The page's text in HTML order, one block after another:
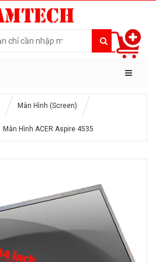
Màn Hình (Screen)
Màn Hình ACER Aspire 4535